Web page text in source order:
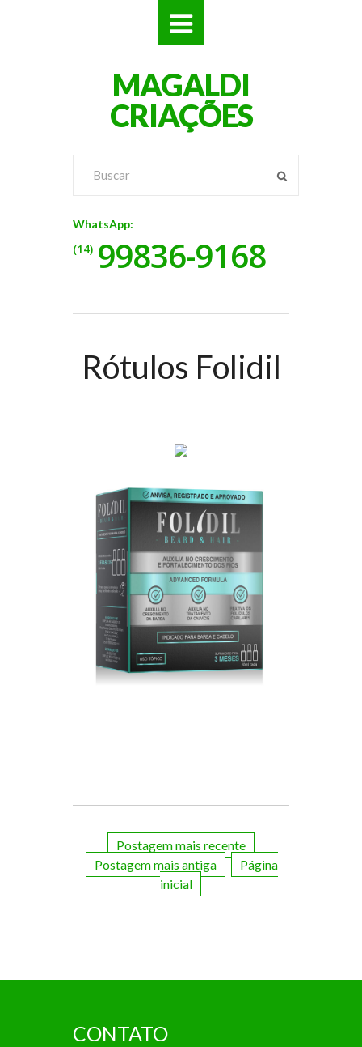
MAGALDI
CRIAÇÕES
WhatsApp:
(14) 99836-9168
Rótulos Folidil
Postagem mais recente
Postagem mais antiga
Página
inicial
CONTATO